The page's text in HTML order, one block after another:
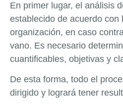
En primer lugar, el análisis
establecido de acuerdo con
organización, en caso
vano. Es necesario
cuantificables, objetivas y
De esta forma, todo el
dirigido y logrará tener